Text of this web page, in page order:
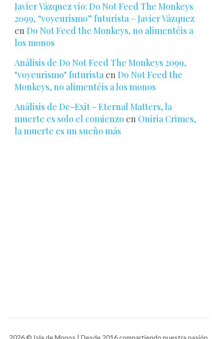
Javier Vázquez vio: Do Not Feed The Monkeys
2099, “voyeurismo” futurista – Javier Vázquez
enDo Not Feed the Monkeys, no alimentéis a
los monos
Análisis de Do Not Feed The Monkeys 2099,
"voyeurismo" futuristaenDo Not Feed the
Monkeys, no alimentéis a los monos
Análisis de De-Exit - Eternal Matters, la
muerte es solo el comienzo en Oniria Crimes,
la muerte es un sueño más